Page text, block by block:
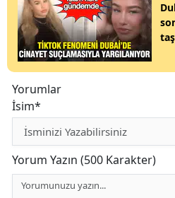
Yorumlar
İsim*
Yorum Yazın (500 Karakter)